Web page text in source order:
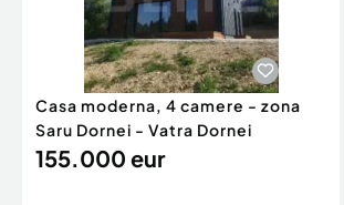
Casa moderna, 4 camere - zona
Saru Dornei - Vatra Dornei
155.000 eur